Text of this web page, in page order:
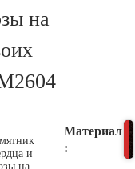
на
Материал
: